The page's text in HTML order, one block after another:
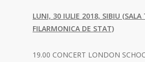
LUNI, 30 IULIE 2018, SIBIU (SALA
FILARMONICA DE STAT)
19.00 CONCERT LONDON